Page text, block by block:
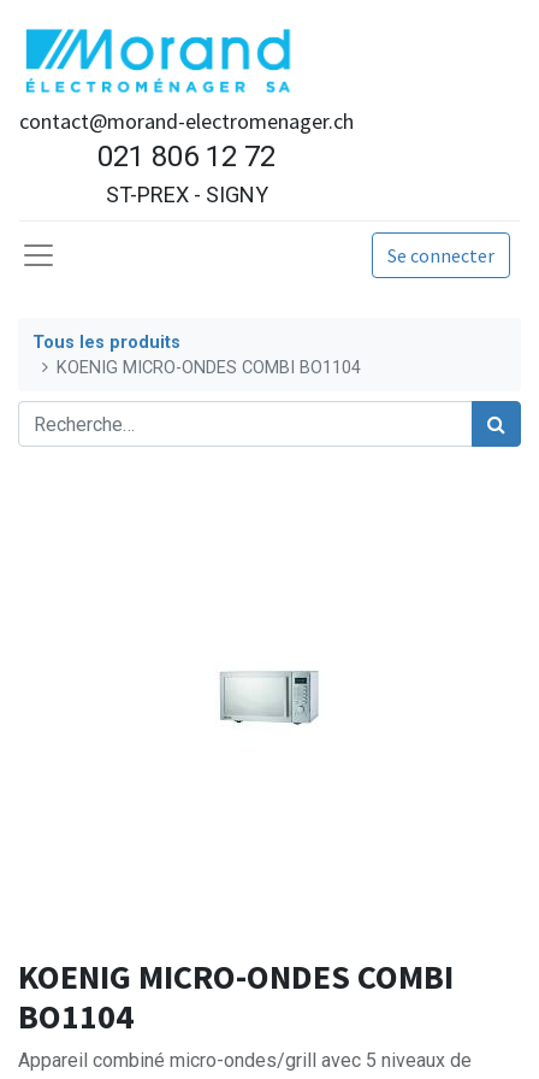
contact@morand-electromenager.ch
021 806 12 72
ST-PREX - SIGNY
Se connecter
Tous les produits
KOENIG MICRO-ONDES COMBI BO1104
KOENIG MICRO-ONDES COMBI
BO1104
Appareil combiné micro-ondes/grill avec 5 niveaux de